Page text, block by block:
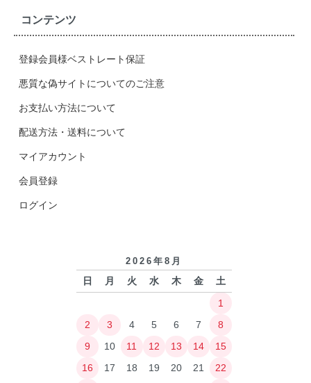
コンテンツ
登録会員様ベストレート保証
悪質な偽サイトについてのご注意
お支払い方法について
配送方法・送料について
マイアカウント
会員登録
ログイン
2026年8月
日 月 火 水 木 金
土
1
2
3 4 5 6 7
8
9
10 11 12 13 14
15
16
17 18 19 20 21
22